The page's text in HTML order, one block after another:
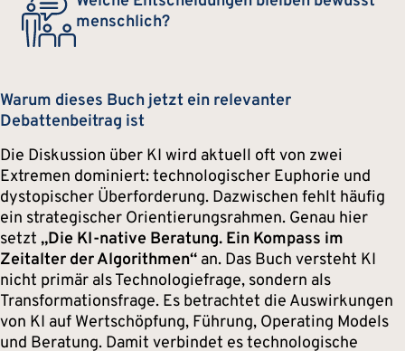
menschlich?
Warum dieses Buch jetzt ein relevanter
Debattenbeitrag ist
Die Diskussion über KI wird aktuell oft von zwei
Extremen dominiert: technologischer Euphorie und
dystopischer Überforderung. Dazwischen fehlt häufig
ein strategischer Orientierungsrahmen. Genau hier
setzt „Die KI-native Beratung. Ein Kompass im
Zeitalter der Algorithmen“ an. Das Buch versteht KI
nicht primär als Technologiefrage, sondern als
Transformationsfrage. Es betrachtet die Auswirkungen
von KI auf Wertschöpfung, Führung, Operating Models
und Beratung. Damit verbindet es technologische